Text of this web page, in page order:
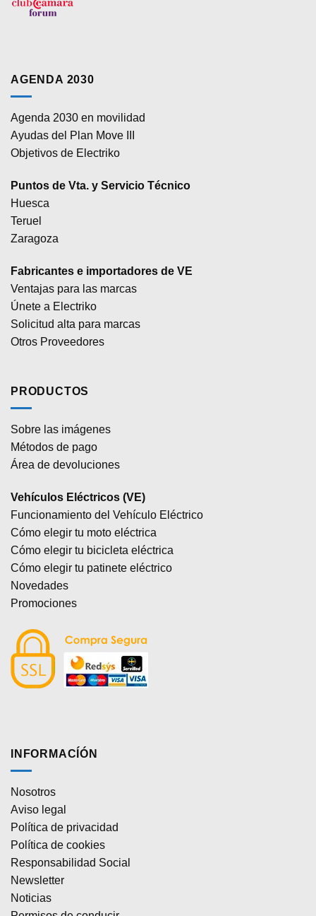
AGENDA 2030
Agenda 2030 en movilidad
Ayudas del Plan Move III
Objetivos de Electriko
Puntos de Vta. y Servicio Técnico
Huesca
Teruel
Zaragoza
Fabricantes e importadores de VE
Ventajas para las marcas
Únete a Electriko
Solicitud alta para marcas
Otros Proveedores
PRODUCTOS
Sobre las imágenes
Métodos de pago
Área de devoluciones
Vehículos Eléctricos (VE)
Funcionamiento del Vehículo Eléctrico
Cómo elegir tu moto eléctrica
Cómo elegir tu bicicleta eléctrica
Cómo elegir tu patinete eléctrico
Novedades
Promociones
INFORMACÍÓN
Nosotros
Aviso legal
Política de privacidad
Política de cookies
Responsabilidad Social
Newsletter
Noticias